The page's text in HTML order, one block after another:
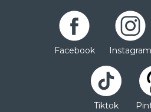
Facebook Instagram
Tiktok